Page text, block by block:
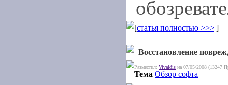
[статья полностью >>> ]
Восстановление
Разместил: Vivaldis на 07/05/2008 (13247
Тема Обзор софта